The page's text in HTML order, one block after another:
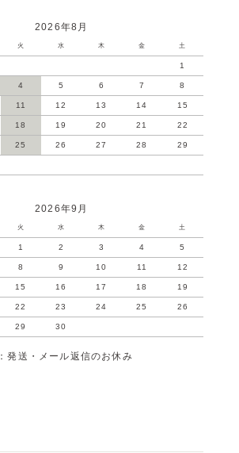
2026年8月
火 水 木 金 土
1
4 5 6 7 8
11 12 13 14 15
18 19 20 21 22
25 26 27 28 29
2026年9月
火 水 木 金 土
1 2 3 4 5
8 9 10 11 12
15 16 17 18 19
22 23 24 25 26
29 30
：発送・メール返信のお休み